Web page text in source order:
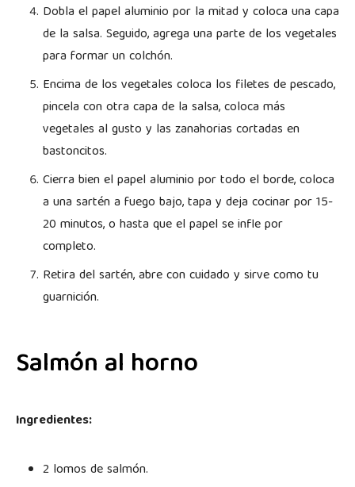
Dobla el papel aluminio por la mitad y coloca una capa
de la salsa. Seguido, agrega una parte de los vegetales
para formar un colchón.
Encima de los vegetales coloca los filetes de pescado,
pincela con otra capa de la salsa, coloca más
vegetales al gusto y las zanahorias cortadas en
bastoncitos.
Cierra bien el papel aluminio por todo el borde, coloca
a una sartén a fuego bajo, tapa y deja cocinar por 15-
20 minutos, o hasta que el papel se infle por
completo.
Retira del sartén, abre con cuidado y sirve como tu
guarnición.
Salmón al horno
Ingredientes:
2 lomos de salmón.